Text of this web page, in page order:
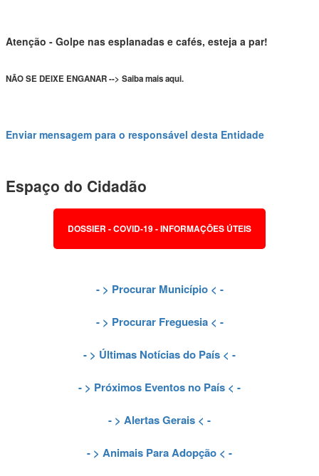
Atenção - Golpe nas esplanadas e cafés, esteja a par!
NÃO SE DEIXE ENGANAR --> Saiba mais aqui.
Enviar mensagem para o responsável desta Entidade
Espaço do Cidadão
DOSSIER - COVID-19 - INFORMAÇÕES ÚTEIS
- > Procurar Município< -
- > Procurar Freguesia< -
- > Últimas Notícias do País < -
- > Próximos Eventos no País < -
- > Alertas Gerais < -
- > Animais Para Adopção < -